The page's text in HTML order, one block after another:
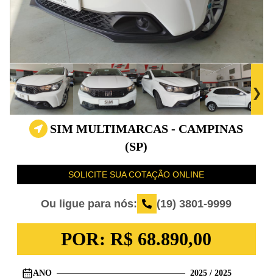
SIM MULTIMARCAS - CAMPINAS
(SP)
SOLICITE SUA COTAÇÃO ONLINE
Ou ligue para nós: (19) 3801-9999
POR:R$ 68.890,00
ANO 2025/ 2025